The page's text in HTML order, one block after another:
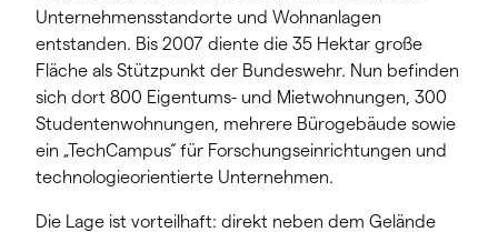
Unternehmensstandorte und Wohnanlagen
entstanden. Bis 2007 diente die 35 Hektar große
Fläche als Stützpunkt der Bundeswehr. Nun befinden
sich dort 800 Eigentums- und Mietwohnungen, 300
Studentenwohnungen, mehrere Bürogebäude sowie
ein „TechCampus“ für Forschungseinrichtungen und
technologieorientierte Unternehmen.
Die Lage ist vorteilhaft: direkt neben dem Gelände